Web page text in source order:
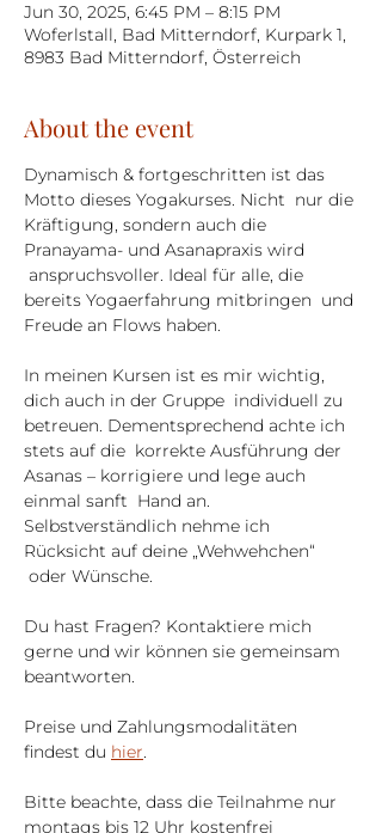
Jun 30, 2025, 6:45 PM – 8:15 PM
Woferlstall, Bad Mitterndorf, Kurpark 1,
8983 Bad Mitterndorf, Österreich
About the event
Dynamisch & fortgeschritten ist das
Motto dieses Yogakurses. Nicht  nur die
Kräftigung, sondern auch die
Pranayama- und Asanapraxis wird
anspruchsvoller. Ideal für alle, die
bereits Yogaerfahrung mitbringen  und
Freude an Flows haben.
In meinen Kursen ist es mir wichtig,
dich auch in der Gruppe  individuell zu
betreuen. Dementsprechend achte ich
stets auf die  korrekte Ausführung der
Asanas – korrigiere und lege auch
einmal sanft  Hand an.
Selbstverständlich nehme ich
Rücksicht auf deine „Wehwehchen“
oder Wünsche.
Du hast Fragen? Kontaktiere mich
gerne und wir können sie gemeinsam
beantworten.
Preise und Zahlungsmodalitäten
findest du hier.
Bitte beachte, dass die Teilnahme nur
montags bis 12 Uhr kostenfrei